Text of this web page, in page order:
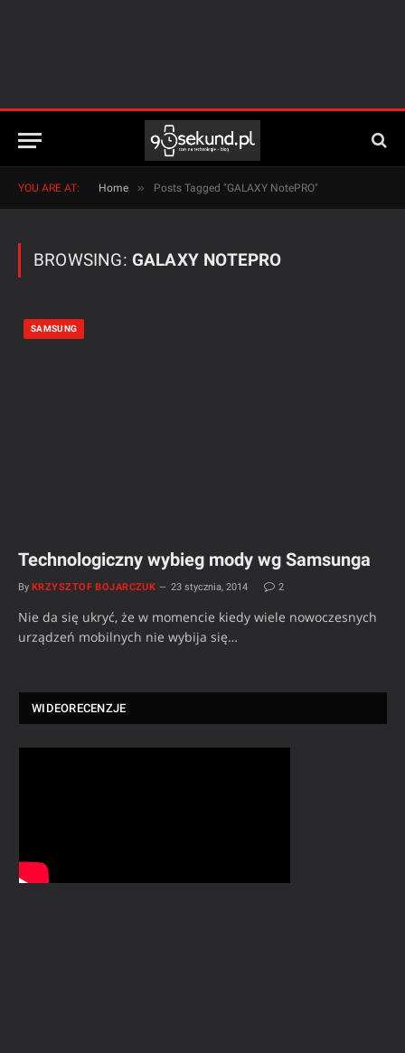
YOU ARE AT: Home » Posts Tagged "GALAXY NotePRO"
BROWSING: GALAXY NOTEPRO
SAMSUNG
Technologiczny wybieg mody wg Samsunga
By KRZYSZTOF BOJARCZUK 23 stycznia, 2014 2
Nie da się ukryć, że w momencie kiedy wiele nowoczesnych
urządzeń mobilnych nie wybija się…
WIDEORECENZJE